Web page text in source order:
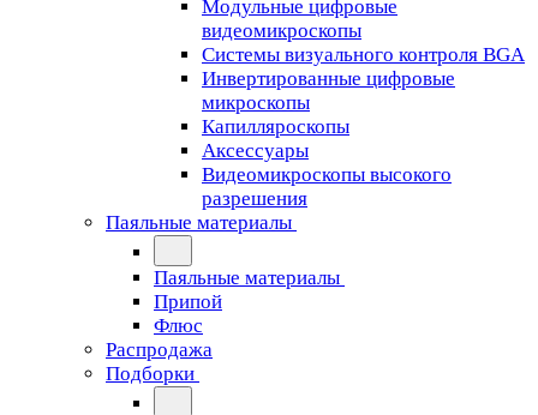
Модульные цифровые
видеомикроскопы
Cистемы визуального контроля BGA
Инвертированные цифровые
микроскопы
Капилляроскопы
Аксессуары
Видеомикроскопы высокого
разрешения
Паяльные материалы
Паяльные материалы
Припой
Флюс
Распродажа
Подборки